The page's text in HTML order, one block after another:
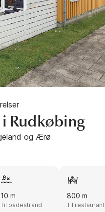
Rudkøbing
og Ærø
10 m
Til badestrand
800 m
Til restaurant